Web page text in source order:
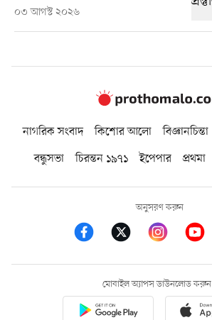
০৩ আগস্ট ২০২৬
নাগরিক সংবাদ কিশোর আলো বিজ্ঞানচিন্তা
বন্ধুসভা
চিরন্তন ১৯৭১ ইপেপার প্রথমা
অনুসরণ করুন
মোবাইল অ্যাপস ডাউনলোড করুন